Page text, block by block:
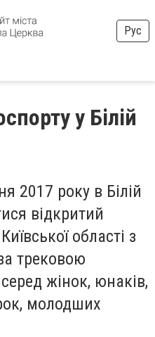
Рус
у Білій
2017 року в Білій
відкритий
області з
трековою
жінок, юнаків,
молодших